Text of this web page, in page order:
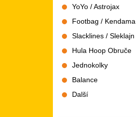
YoYo / Astrojax
Footbag / Kendama
Slacklines / Sleklajn
Hula Hoop Obruče
Jednokolky
Balance
Další